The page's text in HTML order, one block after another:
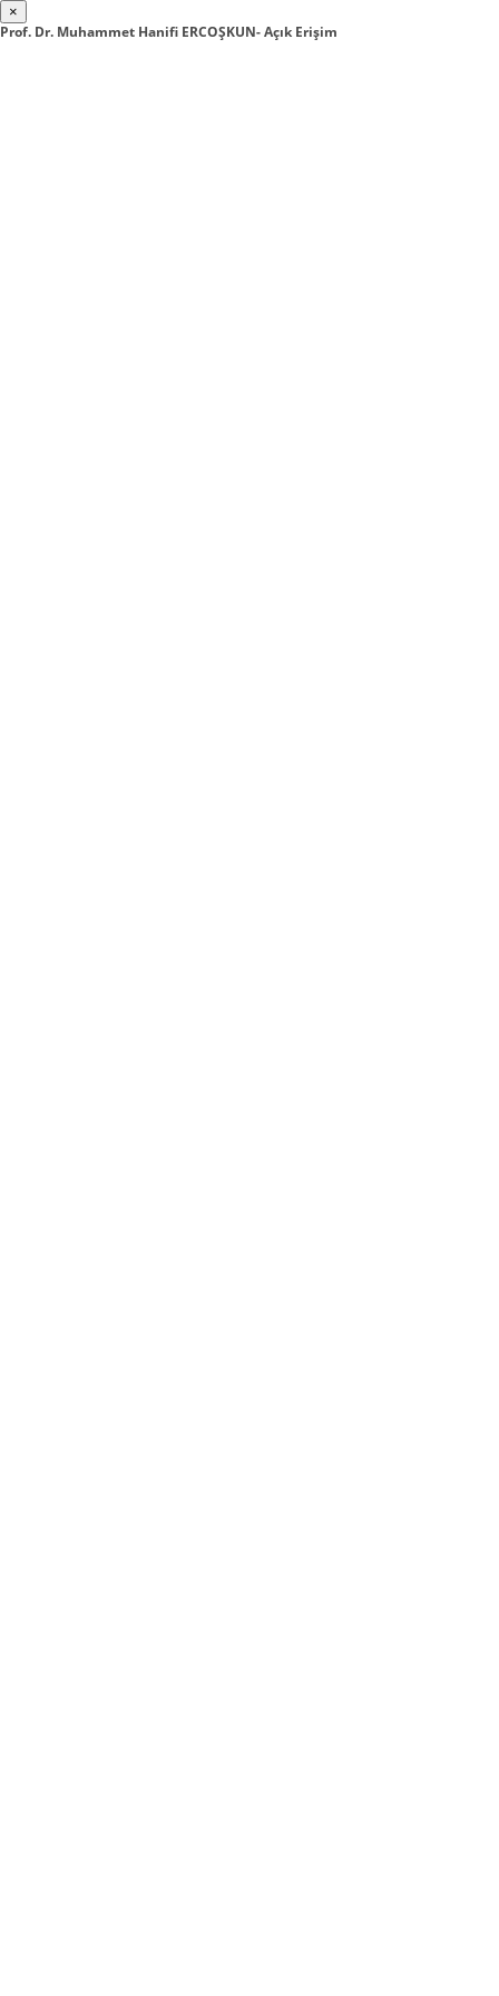
×
Prof. Dr. Muhammet Hanifi ERCOŞKUN- Açık Erişim